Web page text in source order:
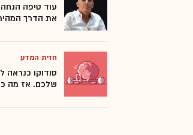
עוד טיפה
את הדרך
חזית המדע
סודוקו כנראה
שלכם. אז מה